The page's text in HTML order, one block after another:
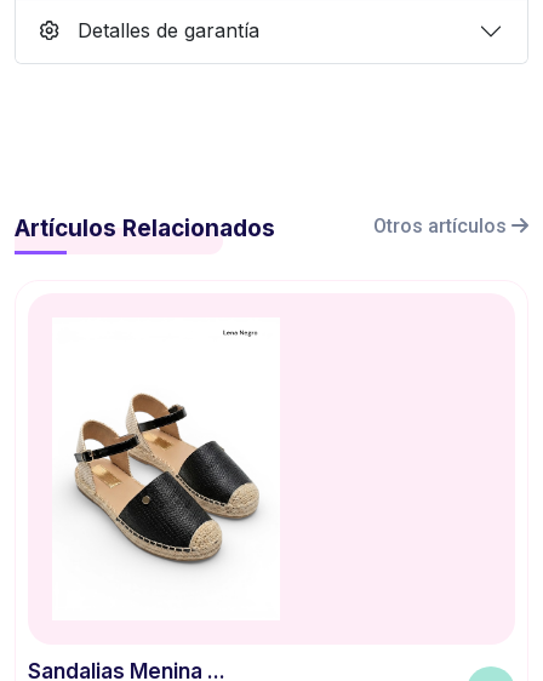
Detalles de garantía
Artículos Relacionados Otros artículos
Sandalias Menina ...